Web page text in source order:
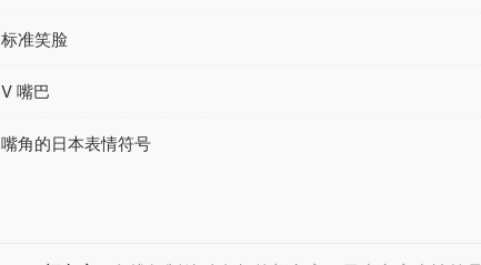
标准笑脸
V 嘴巴
嘴角的日本表情符号